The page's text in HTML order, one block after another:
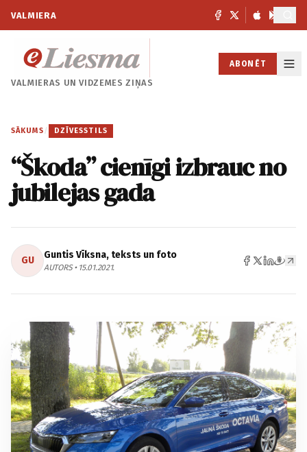
VALMIERA
VALMIERAS UNVIDZEMES ZIŅAS
ABONĒT
SĀKUMS / DZĪVESSTILS
“Škoda” cienīgi izbrauc no
jubilejas gada
GU Guntis Vīksna, teksts un foto
AUTORS • 15.01.2021.